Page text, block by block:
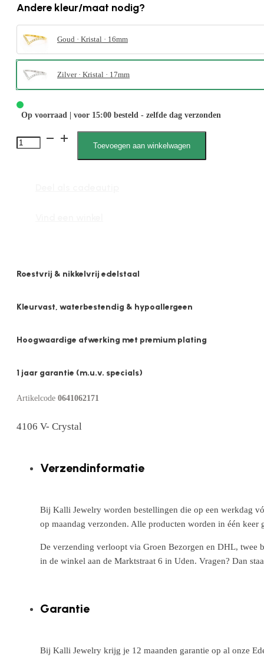
Andere kleur/maat nodig?
Goud · Kristal · 16mm
Zilver · Kristal · 17mm
Op voorraad | voor 15:00 besteld - zelfde dag verzonden
4106
Toevoegen aan winkelwagen
Roestvrij & nikkelvrij edelstaal
Kleurvast, waterbestendig & hypoallergeen
Hoogwaardige afwerking met premium plating
1 jaar garantie (m.u.v. specials)
Artikelcode 0641062171
4106 V- Crystal
Verzendinformatie
Bij Kalli Jewelry worden bestellingen die op een werkdag
op maandag verzonden. Alle producten worden in één
De verzending verloopt via Groen Bezorgen en DHL, twee
in de winkel aan de Marktstraat 6 in Uden. Vragen? Dan
Garantie
Bij Kalli Jewelry krijg je 12 maanden garantie op al onze